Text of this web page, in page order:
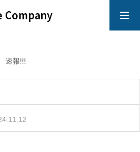
Company
速報!!!